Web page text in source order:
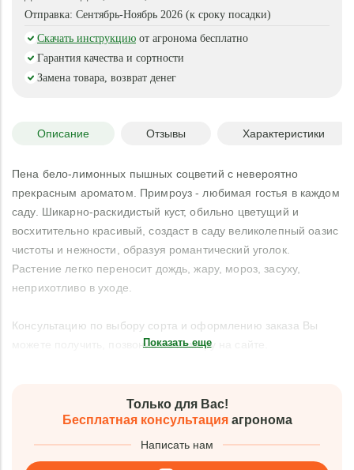
Отправка: Сентябрь-Ноябрь 2026 (к сроку посадки)
Скачать инструкцию от агронома бесплатно
Гарантия качества и сортности
Замена товара, возврат денег
Описание Отзывы Характеристики
Пена бело-лимонных пышных соцветий с невероятно
прекрасным ароматом. Примроуз - любимая гостья в каждом
саду. Шикарно-раскидистый куст, обильно цветущий и
восхитительно красивый, создаст в саду великолепный оазис
чистоты и нежности, образуя романтический уголок.
Растение легко переносит дождь, жару, мороз, засуху,
неприхотливо в уходе.
Консультацию по выбору сорта и оформлению заказа Вы
можете получить, позвонив по номеру на сайте.
Показать еще
Только для Вас!
Бесплатная консультацияагронома
Написать нам